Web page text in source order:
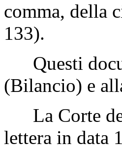
comma, della
133).
Questi
(Bilancio) e
La Corte
lettera in data